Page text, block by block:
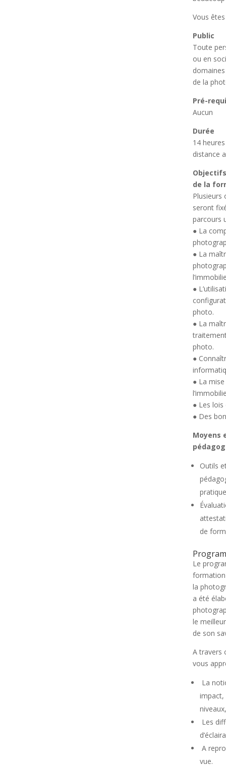
Vous
Public
Toute
ou en
domaines
de la
Pré-
Aucun
Durée
14
distance
de la
Plusieurs
seront
parcours
● La
● La
●
photo.
● La
photo.
●
● La
● Les
● Des
Moyens
Outils
de
Le
formation
la
a été
le
de son
A travers
vous
La
impact,
Les
A
vue.